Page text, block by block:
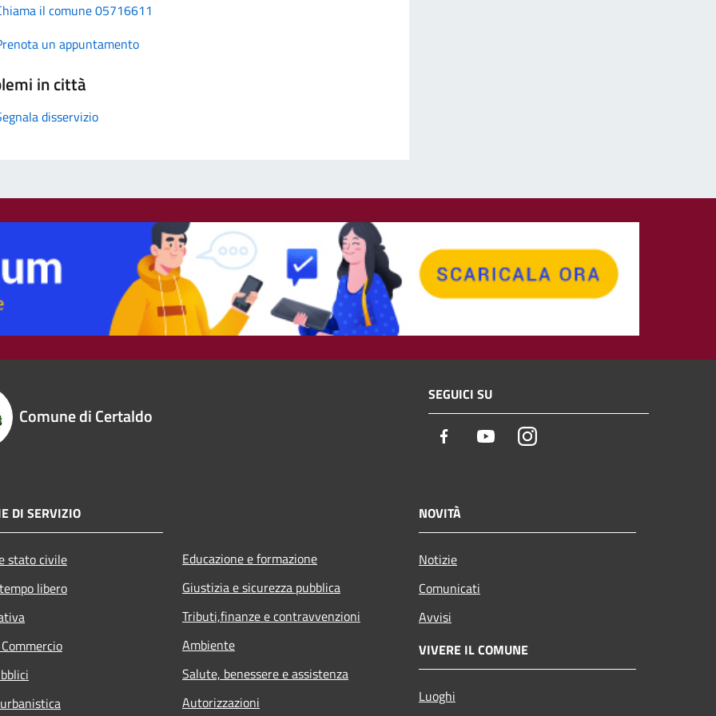
il comune 05716611
un appuntamento
in città
disservizio
Comune di Certaldo
SEGUICI SU
Facebook YoutubeInstagram
DI SERVIZIO
stato civile
libero
Educazione e formazione
Giustizia e sicurezza pubblica
Tributi,finanze e contravvenzioni
Ambiente
Salute, benessere e assistenza
Autorizzazioni
NOVITÀ
Notizie
Comunicati
Avvisi
VIVERE IL COMUNE
Luoghi